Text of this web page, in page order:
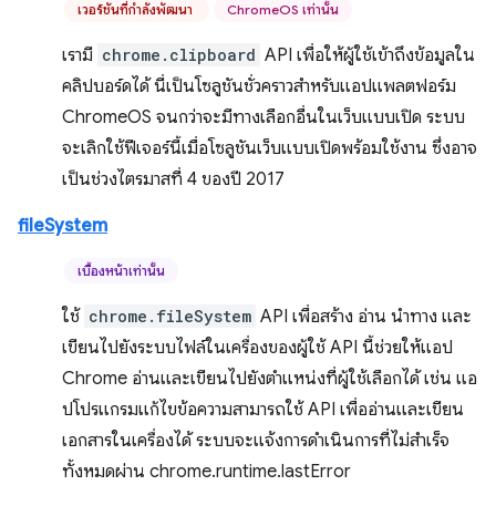
เวอร์ชันที่กำลังพัฒนา ChromeOS เท่านั้น
เรามี chrome.clipboard API เพื่อให้ผู้ใช้เข้าถึงข้อมูลใน
คลิปบอร์ดได้ นี่เป็นโซลูชันชั่วคราวสำหรับแอปแพลตฟอร์ม
ChromeOS จนกว่าจะมีทางเลือกอื่นในเว็บแบบเปิด ระบบ
จะเลิกใช้ฟีเจอร์นี้เมื่อโซลูชันเว็บแบบเปิดพร้อมใช้งาน ซึ่งอาจ
เป็นช่วงไตรมาสที่ 4 ของปี 2017
fileSystem
เบื้องหน้าเท่านั้น
ใช้ chrome.fileSystem API เพื่อสร้าง อ่าน นำทาง และ
เขียนไปยังระบบไฟล์ในเครื่องของผู้ใช้ API นี้ช่วยให้แอป
Chrome อ่านและเขียนไปยังตำแหน่งที่ผู้ใช้เลือกได้ เช่น แอ
ปโปรแกรมแก้ไขข้อความสามารถใช้ API เพื่ออ่านและเขียน
เอกสารในเครื่องได้ ระบบจะแจ้งการดำเนินการที่ไม่สำเร็จ
ทั้งหมดผ่าน chrome.runtime.lastError